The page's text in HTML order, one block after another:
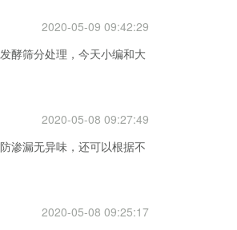
2020-05-09 09:42:29
酵筛分处理，今天小编和大
2020-05-08 09:27:49
渗漏无异味，还可以根据不
2020-05-08 09:25:17